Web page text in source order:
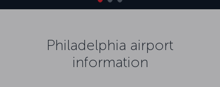
Philadelphia airport
information